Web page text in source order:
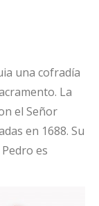
una cofradía
La
el Señor
en 1688. Su
es